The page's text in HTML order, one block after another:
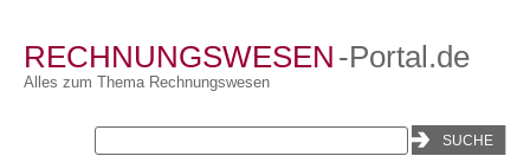
RECHNUNGSWESEN -Portal.de
Alles zum Thema Rechnungswesen